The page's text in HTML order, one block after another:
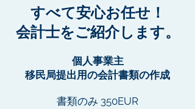
すべて安心お任せ！
会計士をご紹介します。
個人事業主
移民局提出用の会計書類の作成
書類のみ 350EUR